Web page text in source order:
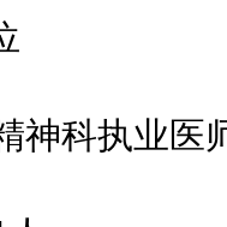
科执业医